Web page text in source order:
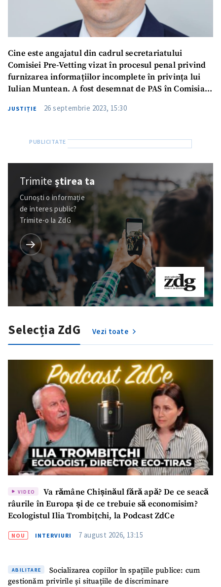
Cine este angajatul din cadrul secretariatului
Comisiei Pre-Vetting vizat în procesul penal privind
furnizarea informațiilor incomplete în privința lui
Iulian Muntean. A fost desemnat de PAS în Comisia
JUSTIȚIE 26 septembrie 2023, 15:30
Trimiteștirea ta
Cunoști o informație
de interes public?
Trimite-o la ZdG
Selecția ZdG Vezi toate
VIDEO
Va rămâne Chișinăul fără apă? De ce seacă
râurile în Europa și de ce trebuie să economisim?
Ecologistul Ilia Trombițchi, la Podcast ZdCe
NOU INTERVIURI 7 august 2026, 13:15
ABILITARE
Socializarea copiilor în spațiile publice: cum
gestionăm privirile și situațiile de discriminare